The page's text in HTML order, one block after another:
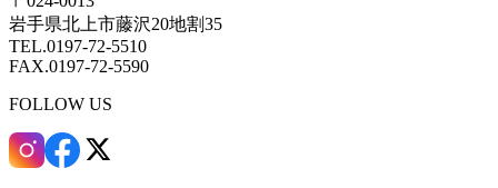
岩手県北上市藤沢20地割35
TEL.0197-72-5510
FAX.0197-72-5590
FOLLOW US